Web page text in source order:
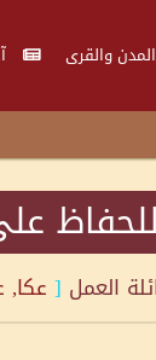
والقرى
العمل [ عكا,